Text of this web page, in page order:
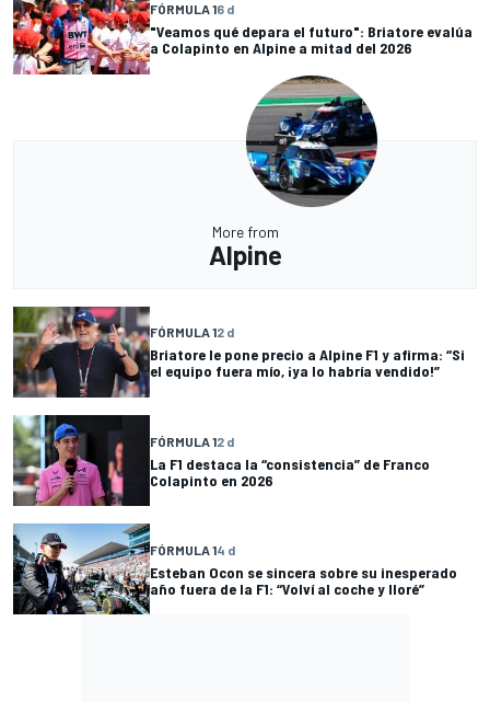
FÓRMULA 16 d
"Veamos qué depara el futuro": Briatore evalúa
a Colapinto en Alpine a mitad del 2026
More from
Alpine
FÓRMULA 12 d
Briatore le pone precio a Alpine F1 y afirma: “Si
el equipo fuera mío, ¡ya lo habría vendido!”
FÓRMULA 12 d
La F1 destaca la “consistencia” de Franco
Colapinto en 2026
FÓRMULA 14 d
Esteban Ocon se sincera sobre su inesperado
año fuera de la F1: “Volví al coche y lloré”